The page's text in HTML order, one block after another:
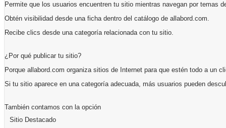
Permite que los usuarios encuentren tu sitio mientras navegan por temas
Obtén visibilidad desde una ficha dentro del catálogo de allabord.com.
Recibe clics desde una categoría relacionada con tu sitio.
¿Por qué publicar tu sitio?
Porque allabord.com organiza sitios de Internet para que estén todo a un
Si tu sitio aparece en una categoría adecuada, más usuarios pueden
También contamos con la opción
Sitio Destacado